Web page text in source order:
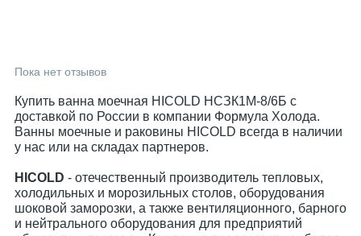
Пока нет отзывов
Купить ванна моечная HICOLD НСЗК1М-8/6Б с
доставкой по России в компании Формула Холода.
Ванны моечные и раковины HICOLD всегда в наличии
у нас или на складах партнеров.
HICOLD - отечественный производитель тепловых,
холодильных и морозильных столов, оборудования
шоковой заморозки, а также вентиляционного, барного
и нейтрального оборудования для предприятий